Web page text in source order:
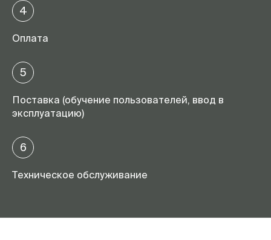
4
Оплата
5
Поставка (обучение пользователей, ввод в
эксплуатацию)
6
Техническое обслуживание